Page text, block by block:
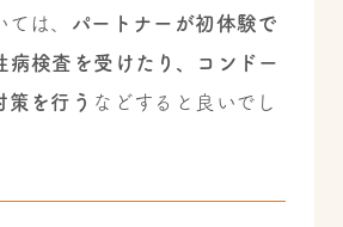
は、 パートナーが初体験で
病検査を受けたり、コンドー
策を行う などすると良いでし